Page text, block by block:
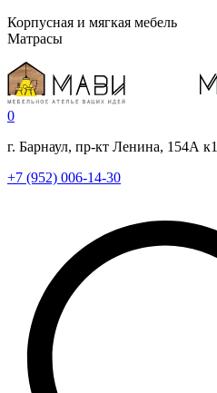
Корпусная и мягкая мебель
Матрасы
0
г. Барнаул, пр-кт Ленина, 154А к1
+7 (952) 006-14-30